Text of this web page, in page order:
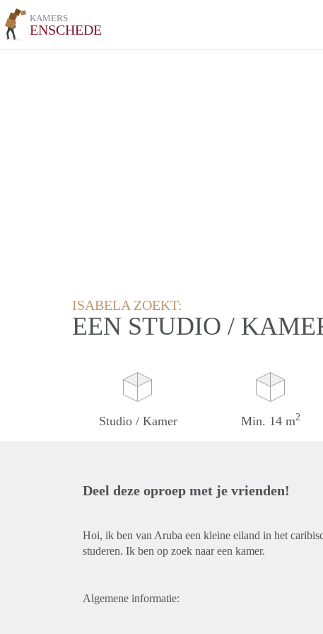
KAMERS
ENSCHEDE
ISABELA ZOEKT:
EEN STUDIO /
Studio / Kamer Min. 14 m2
Deel deze oproep met je vrienden!
Hoi, ik ben van Aruba een kleine eiland in het
studeren. Ik ben op zoek naar een kamer.
Algemene informatie: